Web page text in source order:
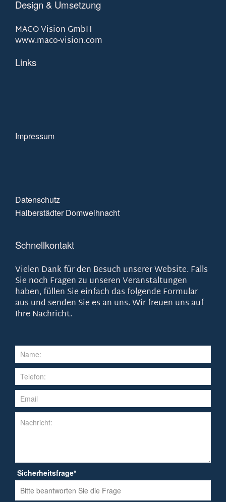
Design & Umsetzung
MACO Vision GmbH
www.maco-vision.com
Links
Impressum
Datenschutz
Halberstädter Domweihnacht
Schnellkontakt
Vielen Dank für den Besuch unserer Website. Falls
Sie noch Fragen zu unseren Veranstaltungen
haben, füllen Sie einfach das folgende Formular
aus und senden Sie es an uns. Wir freuen uns auf
Ihre Nachricht.
Sicherheitsfrage*